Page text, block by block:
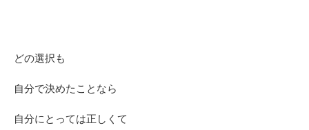
どの選択も
自分で決めたことなら
自分にとっては正しくて